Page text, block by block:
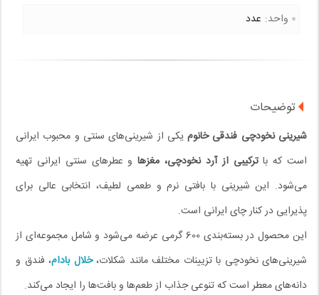
واحد: عدد
توضیحات
شیرینی نخودچی فندقی خانومیکی از شیرینی‌های سنتی و محبوب ایرانی
است که باترکیبی از آرد نخودچی، مغزهاو عطرهای سنتی ایرانی تهیه
می‌شود. این شیرینی با بافتی نرم و طعمی لطیف، انتخابی عالی برای
پذیرایی در کنار چای ایرانی است.
این محصول در بسته‌بندی 600 گرمی عرضه می‌شود و شامل مجموعه‌ای از
شیرینی‌های نخودچی با تزیینات مختلف مانند شکلات،خلال بادام، فندق و
دانه‌های معطر است که تنوعی جذاب از طعم‌ها و بافت‌ها را ایجاد می‌کند.